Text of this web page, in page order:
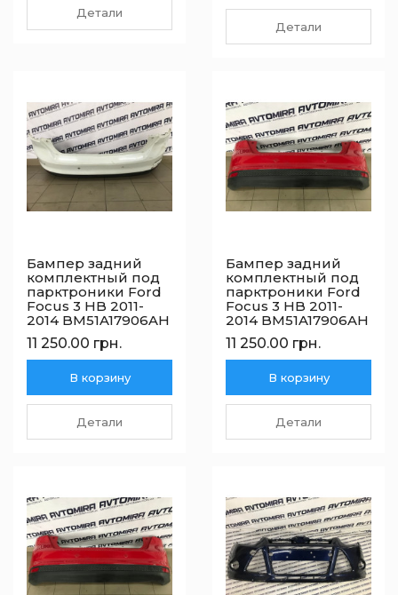
Детали
Детали
Бампер задний
комплектный под
парктроники Ford
Focus 3 HB 2011-
2014 BM51A17906AH
11 250.00 грн.
В корзину
Детали
Бампер задний
комплектный под
парктроники Ford
Focus 3 HB 2011-
2014 BM51A17906AH
11 250.00 грн.
В корзину
Детали